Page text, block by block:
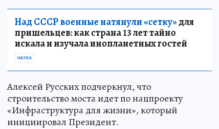
Над СССР военные натянули «сетку»для
пришельцев: как страна 13 лет тайно
искала и изучала инопланетных гостей
НАУКА
Алексей Русских подчеркнул, что
строительство моста идет по нацпроекту
«Инфраструктура для жизни», который
инициировал Президент.